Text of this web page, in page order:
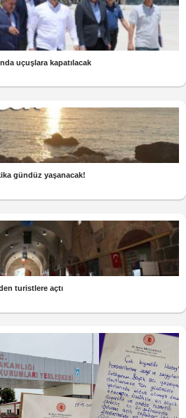
uçuşlara kapatılacak
gündüz yaşanacak!
turistlere açtı